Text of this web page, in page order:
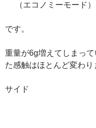
（エコノミーモード）
です。
重量が6g増えてしまっ
た感触はほとんど変わり
サイド